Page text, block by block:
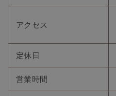
アクセス
定休日
営業時間